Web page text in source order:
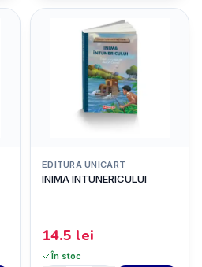
EDITURA UNICART
INIMA INTUNERICULUI
14.5 lei
În stoc